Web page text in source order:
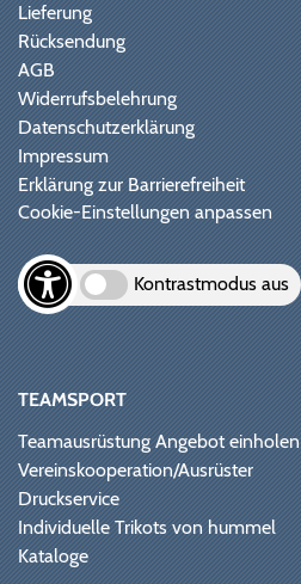
Lieferung
Rücksendung
AGB
Widerrufsbelehrung
Datenschutzerklärung
Impressum
Erklärung zur Barrierefreiheit
Cookie-Einstellungen anpassen
Kontrastmodus aus
TEAMSPORT
Teamausrüstung Angebot einholen
Vereinskooperation/Ausrüster
Druckservice
Individuelle Trikots von hummel
Kataloge